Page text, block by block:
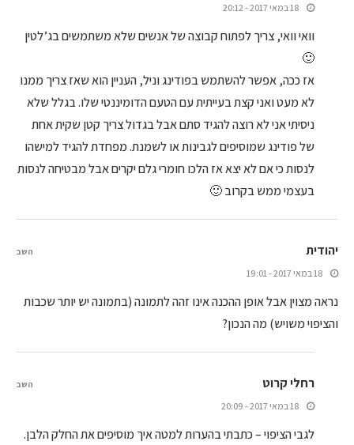
18 במאי 2017 - 20:12
וואי וואי, צריך לפתוח קבוצה של אנשים שלא משתמשים בג’לטין
🙂
אז ככה, אפשר להשתמש בפודינג וניל, העניין הוא שאז צריך ממנו
לא מעט ואני קצת בעייתית עם הטעם הדומיננטי שלו. בגלל שלא
ניסיתי אני לא רוצה להגיד סתם אבל בגדול צריך קטן שקית אחת
של פודינג שמוסיפים לגבינות או לשמנת. מפחדת להגיד למישהו
לנסות כי אם לא יצא אז הלכו חומרי גלם יקרים אבל מבטיחה לנסות
בעצמי ממש בקרוב 🙂
יהודית
18 במאי 2017 - 19:01
נראה מצוין אבל אופן ההכנה אינו זהה לתמונה (בתמונה יש יותר שכבות
והציפוי משויש) מה הנכון?
השב
רחלי קרוט
18 במאי 2017 - 20:09
לגבי הציפוי – כתבתי בהערות למטה איך מוסיפים את החלק הלבן.
השב